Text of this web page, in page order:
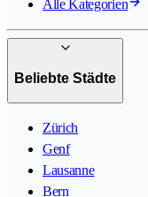
Alle Kategorien
Beliebte Städte
Zürich
Genf
Lausanne
Bern